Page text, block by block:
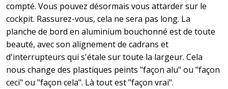
compté. Vous pouvez désormais vous attarder sur le
cockpit. Rassurez-vous, cela ne sera pas long. La
planche de bord en aluminium bouchonné est de toute
beauté, avec son alignement de cadrans et
d'interrupteurs qui s'étale sur toute la largeur. Cela
nous change des plastiques peints "façon alu" ou "façon
ceci" ou "façon cela". Là tout est "façon vrai".